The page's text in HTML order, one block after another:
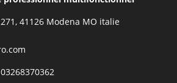
41126 Modena MO italie